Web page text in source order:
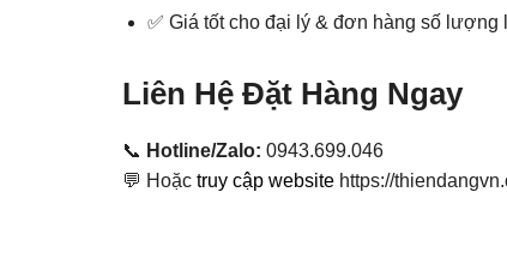
✅ Giá tốt cho đại lý & đơn hàng số lượng
Liên Hệ Đặt Hàng Ngay
📞 Hotline/Zalo: 0943.699.046
💬 Hoặc truy cập website https://